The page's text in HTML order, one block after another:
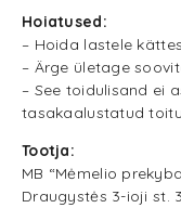
Hoiatused:
– Hoida lastele
– Ärge ületage
– See toidulisand ei
tasakaalustatud
Tootja:
MB “Mėmelio
Draugystės 3-ioji st.